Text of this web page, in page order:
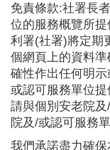
免責條款:社署長
位的服務概覽所
利署(社署)將定期
個網頁上的資料
確性作出任何明
或認可服務單位提
請與個別安老院
院及/或認可服務單
我們承諾盡力確